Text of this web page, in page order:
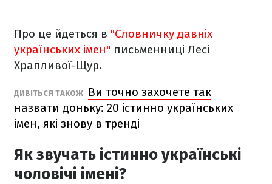
Про це йдеться в "Словничку давніх
українських імен" письменниці Лесі
Храпливої-Щур.
ДИВІТЬСЯ ТАКОЖ
Ви точно захочете так
назвати доньку: 20 істинно українських
імен, які знову в тренді
Як звучать істинно українські
чоловічі імені?